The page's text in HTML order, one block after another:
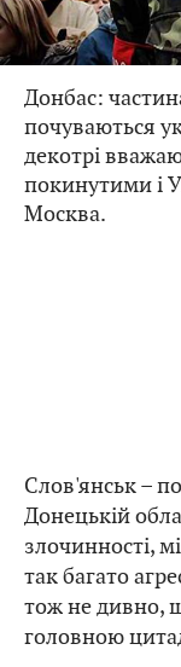
Донбас:
почуваються
декотрі
покинутими і
Москва.
Слов'янськ –
Донецькій
злочинності,
так багато
тож не дивно,
головною